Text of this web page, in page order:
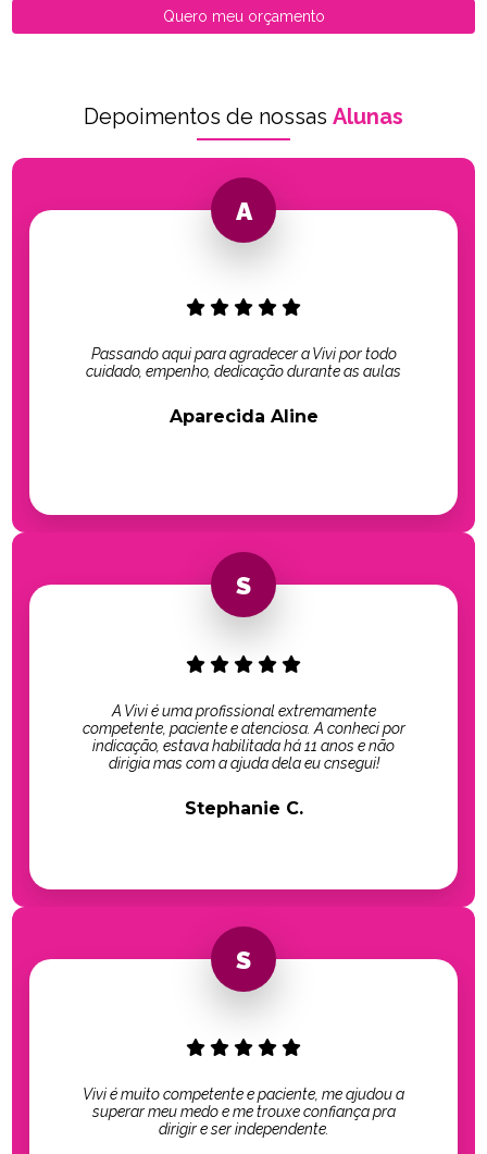
Quero meu orçamento
Depoimentos de nossas Alunas
Passando aqui para agradecer a Vivi por todo
cuidado, empenho, dedicação durante as aulas
Aparecida Aline
A Vivi é uma profissional extremamente
competente, paciente e atenciosa. A conheci por
indicação, estava habilitada há 11 anos e não
dirigia mas com a ajuda dela eu cnsegui!
Stephanie C.
Vivi é muito competente e paciente, me ajudou a
superar meu medo e me trouxe confiança pra
dirigir e ser independente.